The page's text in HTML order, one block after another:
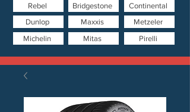
Mitas Pirelli
Metzeler
Dunlop
Bridgestone Continental
Michelin
Rebel
Maxxis